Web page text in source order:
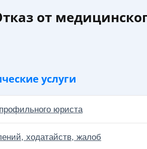
от
услуги
юриста
ходатайств, жалоб